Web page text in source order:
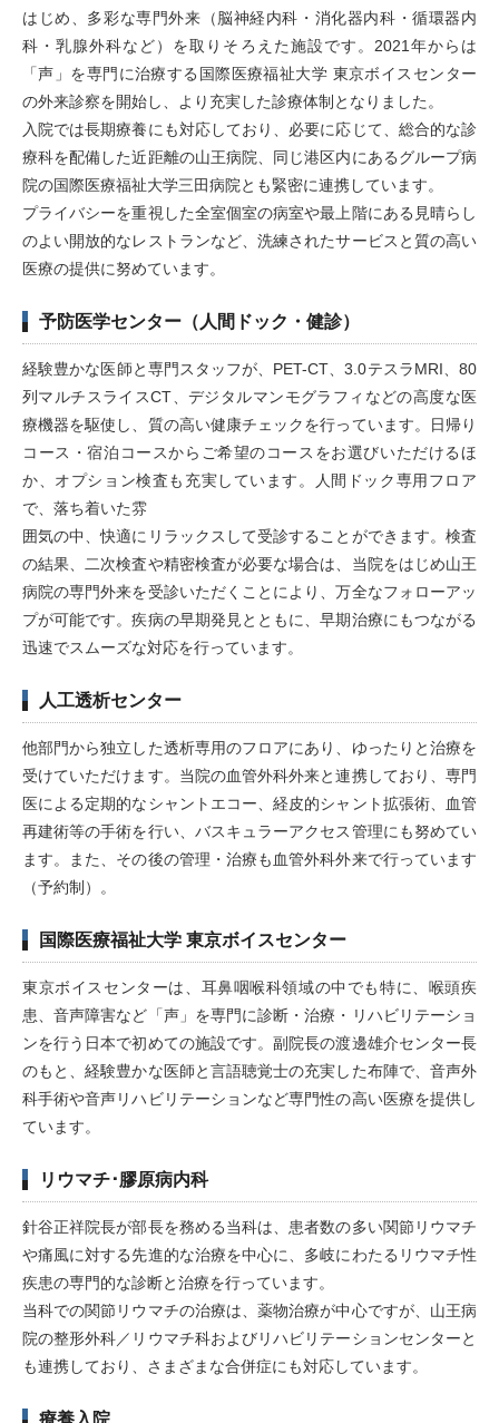
はじめ、多彩な専門外来（脳神経内科・消化器内科・循環器内
科・乳腺外科など）を取りそろえた施設です。2021年からは
「声」を専門に治療する国際医療福祉大学 東京ボイスセンター
の外来診察を開始し、より充実した診療体制となりました。
入院では長期療養にも対応しており、必要に応じて、総合的な診
療科を配備した近距離の山王病院、同じ港区内にあるグループ病
院の国際医療福祉大学三田病院とも緊密に連携しています。
プライバシーを重視した全室個室の病室や最上階にある見晴らし
のよい開放的なレストランなど、洗練されたサービスと質の高い
医療の提供に努めています。
予防医学センター（人間ドック・健診）
経験豊かな医師と専門スタッフが、PET-CT、3.0テスラMRI、80
列マルチスライスCT、デジタルマンモグラフィなどの高度な医
療機器を駆使し、質の高い健康チェックを行っています。日帰り
コース・宿泊コースからご希望のコースをお選びいただけるほ
か、オプション検査も充実しています。人間ドック専用フロア
で、落ち着いた雰
囲気の中、快適にリラックスして受診することができます。検査
の結果、二次検査や精密検査が必要な場合は、当院をはじめ山王
病院の専門外来を受診いただくことにより、万全なフォローアッ
プが可能です。疾病の早期発見とともに、早期治療にもつながる
迅速でスムーズな対応を行っています。
人工透析センター
他部門から独立した透析専用のフロアにあり、ゆったりと治療を
受けていただけます。当院の血管外科外来と連携しており、専門
医による定期的なシャントエコー、経皮的シャント拡張術、血管
再建術等の手術を行い、バスキュラーアクセス管理にも努めてい
ます。また、その後の管理・治療も血管外科外来で行っています
（予約制）。
国際医療福祉大学 東京ボイスセンター
東京ボイスセンターは、耳鼻咽喉科領域の中でも特に、喉頭疾
患、音声障害など「声」を専門に診断・治療・リハビリテーショ
ンを行う日本で初めての施設です。副院長の渡邊雄介センター長
のもと、経験豊かな医師と言語聴覚士の充実した布陣で、音声外
科手術や音声リハビリテーションなど専門性の高い医療を提供し
ています。
リウマチ･膠原病内科
針谷正祥院長が部長を務める当科は、患者数の多い関節リウマチ
や痛風に対する先進的な治療を中心に、多岐にわたるリウマチ性
疾患の専門的な診断と治療を行っています。
当科での関節リウマチの治療は、薬物治療が中心ですが、山王病
院の整形外科／リウマチ科およびリハビリテーションセンターと
も連携しており、さまざまな合併症にも対応しています。
療養入院